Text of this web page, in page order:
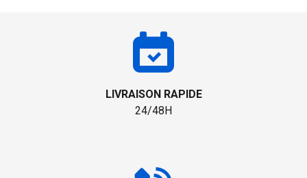
LIVRAISON RAPIDE
24/48H